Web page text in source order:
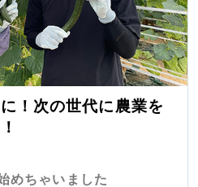
！次の世代に農業を
めちゃいました